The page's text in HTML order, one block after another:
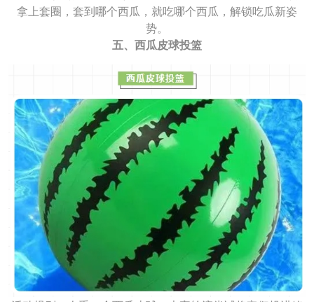
拿上套圈，套到哪个西瓜，就吃哪个西瓜，解锁吃瓜新姿
势。
五、西瓜皮球投篮